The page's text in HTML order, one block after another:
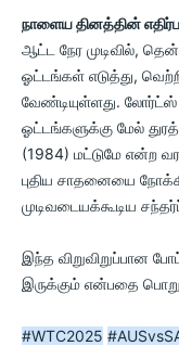
நாளைய தினத்தின்
ஆட்ட நேர முடிவில்,
ஓட்டங்கள் எடுத்து,
வேண்டியுள்ளது.
ஓட்டங்களுக்கு மேல்
(1984) மட்டுமே என்ற
புதிய சாதனையை
முடிவடையக்கூடிய
இந்த விறுவிறுப்பான
இருக்கும் என்பதை
#WTC2025